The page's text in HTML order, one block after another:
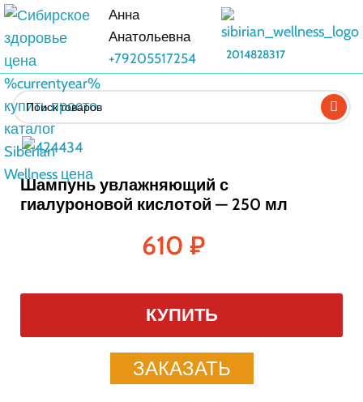
Анна
Анатольевна
+79205517254
2014828317
Шампунь увлажняющий с
гиалуроновой кислотой — 250 мл
610 ₽
КУПИТЬ
ЗАКАЗАТЬ